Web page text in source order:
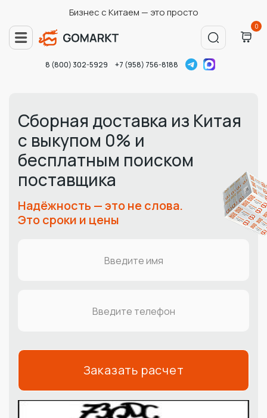
Бизнес с Китаем — это просто
0
8 (800) 302-5929 +7 (958) 756-8188
Сборная доставка из Китая
с выкупом 0% и
бесплатным поиском
поставщика
Надёжность — это не слова.
Это сроки и цены
Заказать расчет